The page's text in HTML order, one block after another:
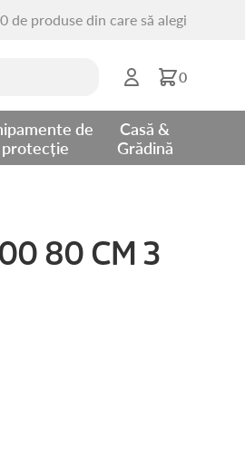
de produse din care să alegi
0
de
protecție
Casă &
Grădină
80 CM 3